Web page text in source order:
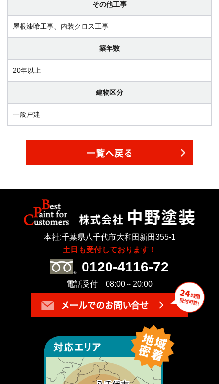
その他工事
屋根漆喰工事、内装クロス工事
築年数
20年以上
建物区分
一般戸建
一覧へ戻る
本社:千葉県八千代市大和田新田355-1
土日も受付しております！
0120-4116-72
電話受付 08:00～20:00
メールでのお問い合せ